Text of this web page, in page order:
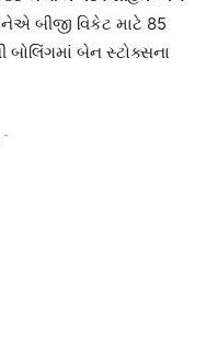
બીજી વિકેટ માટે 85
બોલિંગમાં બેન સ્ટોક્સના
-